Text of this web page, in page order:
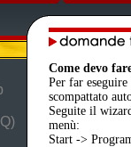
Come devo
Per far
scompattato
Seguite il
menù:
Start ->